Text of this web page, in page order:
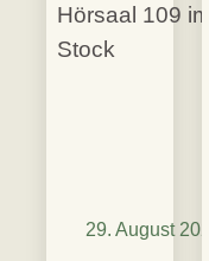
Hörsaal 109 im
Stock
29. August